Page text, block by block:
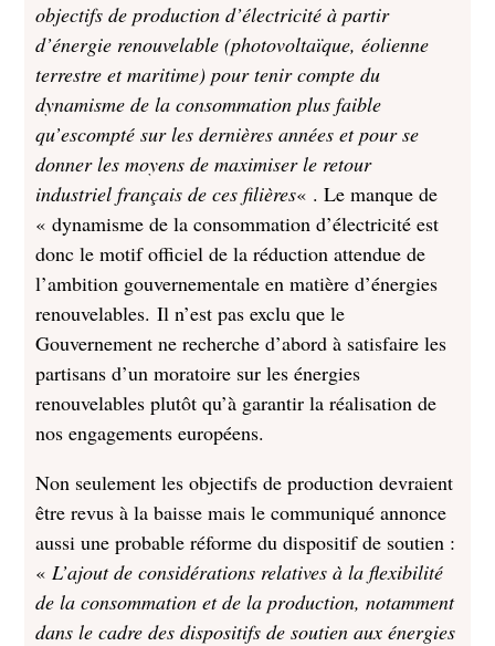
objectifs de production d’électricité à partir
d’énergie renouvelable (photovoltaïque, éolienne
terrestre et maritime) pour tenir compte du
dynamisme de la consommation plus faible
qu’escompté sur les dernières années et pour se
donner les moyens de maximiser le retour
industriel français de ces filières« . Le manque de
« dynamisme de la consommation d’électricité est
donc le motif officiel de la réduction attendue de
l’ambition gouvernementale en matière d’énergies
renouvelables. Il n’est pas exclu que le
Gouvernement ne recherche d’abord à satisfaire les
partisans d’un moratoire sur les énergies
renouvelables plutôt qu’à garantir la réalisation de
nos engagements européens.
Non seulement les objectifs de production devraient
être revus à la baisse mais le communiqué annonce
aussi une probable réforme du dispositif de soutien :
«L’ajout de considérations relatives à la flexibilité
de la consommation et de la production, notamment
dans le cadre des dispositifs de soutien aux énergies